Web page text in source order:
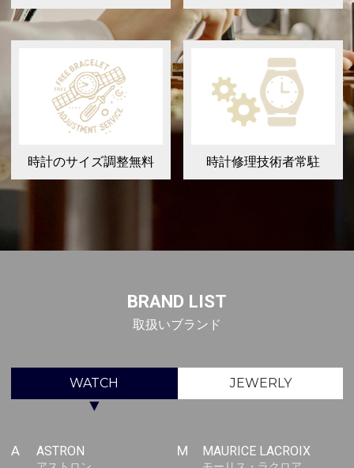
時計のサイズ調整無料 時計修理技術者常駐
BRAND LIST
取扱いブランド
WATCH JEWERLY
▼
A ASTRON M MAURICE LACROIX